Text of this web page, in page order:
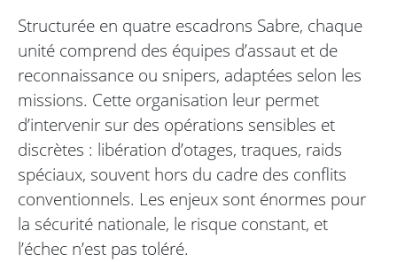
Structurée en quatre escadrons Sabre, chaque
unité comprend des équipes d’assaut et de
reconnaissance ou snipers, adaptées selon les
missions. Cette organisation leur permet
d’intervenir sur des opérations sensibles et
discrètes : libération d’otages, traques, raids
spéciaux, souvent hors du cadre des conflits
conventionnels. Les enjeux sont énormes pour
la sécurité nationale, le risque constant, et
l’échec n’est pas toléré.